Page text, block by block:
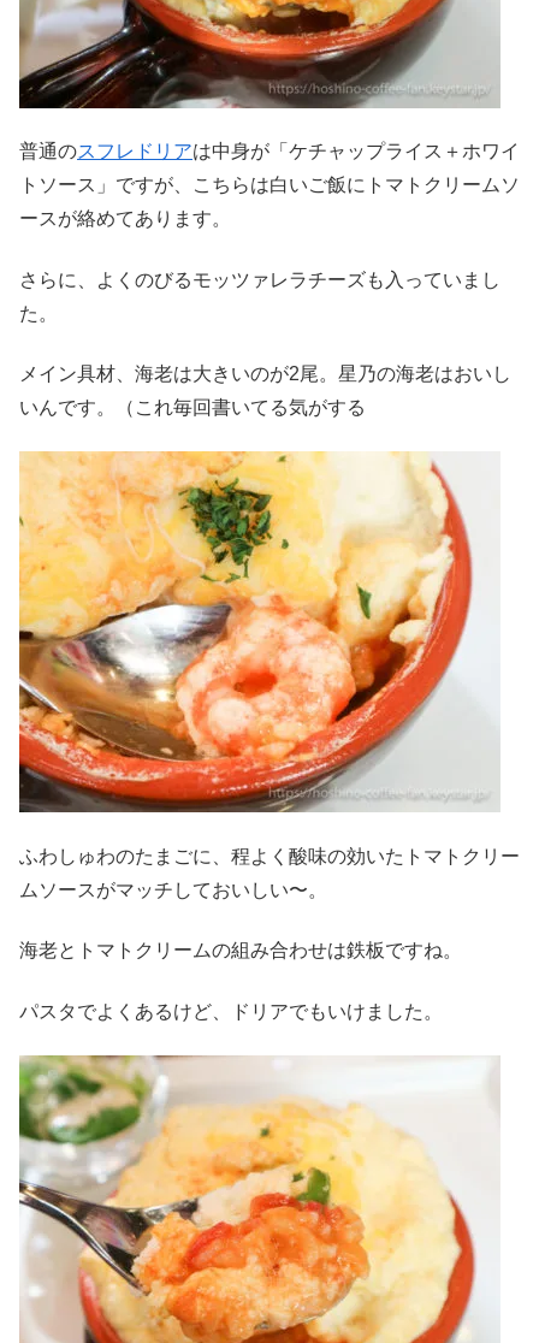
普通のスフレドリアは中身が「ケチャップライス＋ホワイ
トソース」ですが、こちらは白いご飯にトマトクリームソ
ースが絡めてあります。
さらに、よくのびるモッツァレラチーズも入っていまし
た。
メイン具材、海老は大きいのが2尾。星乃の海老はおいし
いんです。（これ毎回書いてる気がする
ふわしゅわのたまごに、程よく酸味の効いたトマトクリー
ムソースがマッチしておいしい〜。
海老とトマトクリームの組み合わせは鉄板ですね。
パスタでよくあるけど、ドリアでもいけました。